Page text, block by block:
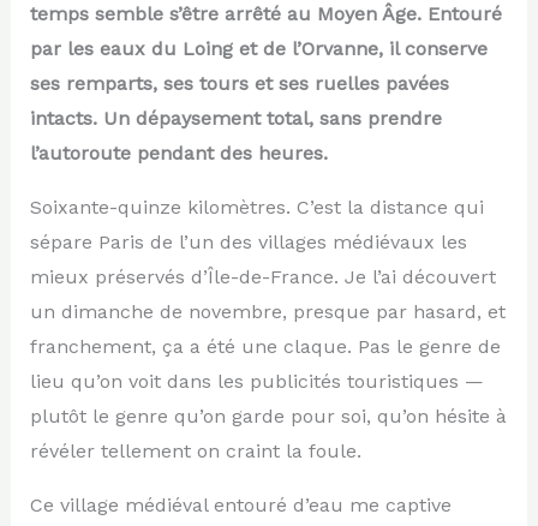
temps semble s’être arrêté au Moyen Âge. Entouré
par les eaux du Loing et de l’Orvanne, il conserve
ses remparts, ses tours et ses ruelles pavées
intacts. Un dépaysement total, sans prendre
l’autoroute pendant des heures.
Soixante-quinze kilomètres. C’est la distance qui
sépare Paris de l’un des villages médiévaux les
mieux préservés d’Île-de-France. Je l’ai découvert
un dimanche de novembre, presque par hasard, et
franchement, ça a été une claque. Pas le genre de
lieu qu’on voit dans les publicités touristiques —
plutôt le genre qu’on garde pour soi, qu’on hésite à
révéler tellement on craint la foule.
Ce village médiéval entouré d’eau me captive